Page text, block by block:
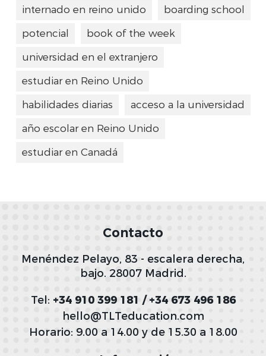
internado en reino unido
boarding school
potencial
book of the week
universidad en el extranjero
estudiar en Reino Unido
habilidades diarias
acceso a la universidad
año escolar en Reino Unido
estudiar en Canadá
Contacto
Menéndez Pelayo, 83 - escalera derecha,
bajo. 28007 Madrid.
Tel: +34 910 399 181 / +34 673 496 186
hello@TLTeducation.com
Horario: 9.00 a 14.00 y de 15.30 a 18.00